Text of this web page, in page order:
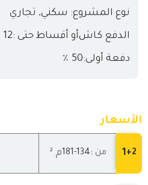
نوع المشروع: سكني, تجاري
الدفع كاشأو أقساط حتى :12 شهر
دفعة أولى:50 ٪
الأسعار
2+
1 من :134
-181 م ²